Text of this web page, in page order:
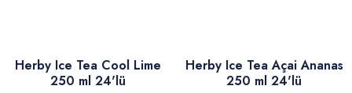
Herby Ice Tea Cool Lime
250 ml 24'lü
Herby Ice Tea Açai Ananas
250 ml 24'lü